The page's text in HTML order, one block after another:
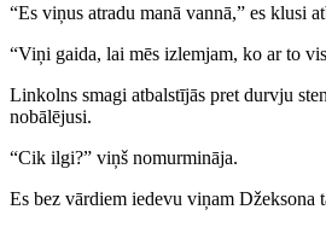
“Es viņus atradu manā vannā,” es klusi
“Viņi gaida, lai mēs izlemjam, ko ar to
Linkolns smagi atbalstījās pret durvju
nobālējusi.
“Cik ilgi?” viņš nomurmināja.
Es bez vārdiem iedevu viņam Džeksona